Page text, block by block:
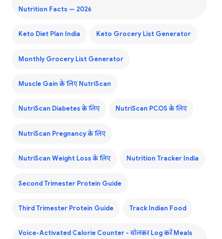
Nutrition Facts — 2026
Keto Diet Plan India Keto Grocery List Generator
Monthly Grocery List Generator
Muscle Gain के लिए NutriScan
NutriScan Diabetes के लिए NutriScan PCOS के लिए
NutriScan Pregnancy के लिए
NutriScan Weight Loss के लिए Nutrition Tracker India
Second Trimester Protein Guide
Third Trimester Protein Guide Track Indian Food
Voice-Activated Calorie Counter - बोलकर Log करें Meals